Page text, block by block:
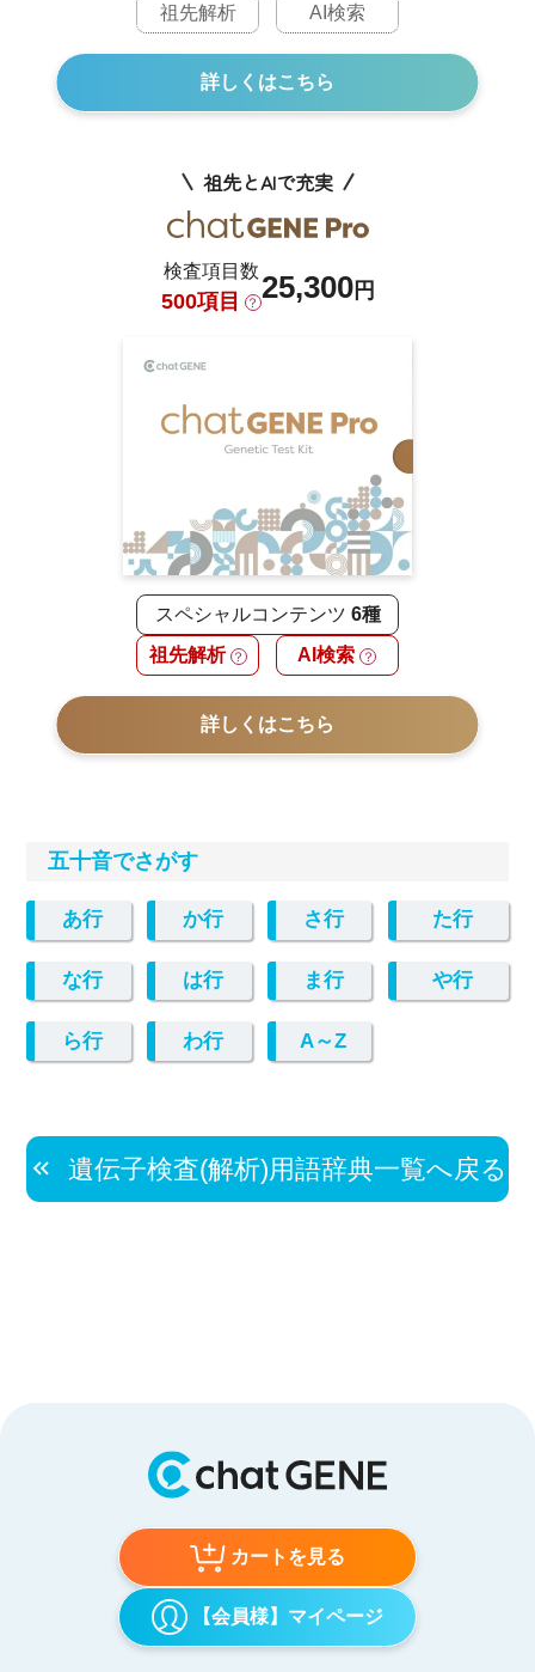
祖先解析
AI検索
詳しくはこちら
祖先とAIで充実
検査項目数
500項目 ？ 25,300円
スペシャルコンテンツ 6種
祖先解析 ？ AI検索 ？
詳しくはこちら
五十音でさがす
あ行 か行 さ行 た行
な行 は行 ま行 や行
ら行 わ行 A～Z
遺伝子検査(解析)用語辞典一覧へ戻る
カートを見る
【会員様】マイページ